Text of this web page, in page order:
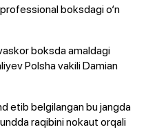
boksdagi o‘n
boksda amaldagi
Polsha vakili Damian
etib belgilangan bu jangda
raqibini nokaut orqali